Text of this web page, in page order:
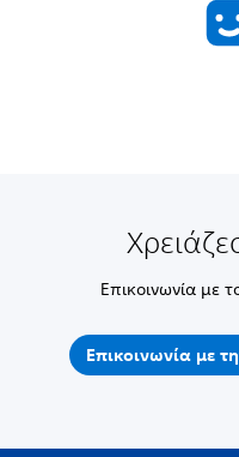
Επικοινωνία με
Επικοινωνία με